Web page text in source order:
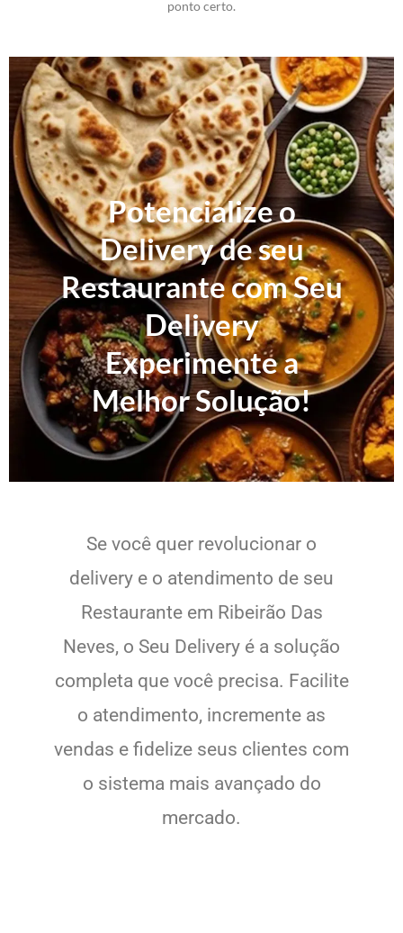
ponto certo.
Potencialize o
Delivery de seu
Restaurante com Seu
Delivery
Experimente a
Melhor Solução!
Se você quer revolucionar o
delivery e o atendimento de seu
Restaurante em Ribeirão Das
Neves, o Seu Delivery é a solução
completa que você precisa. Facilite
o atendimento, incremente as
vendas e fidelize seus clientes com
o sistema mais avançado do
mercado.